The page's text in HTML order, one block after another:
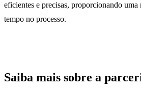
eficientes e precisas, proporcionando
tempo no processo.
Saiba mais sobre a